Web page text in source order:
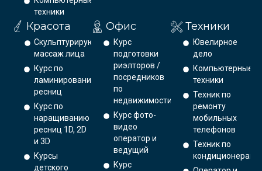
техники
Красота
Скульптурирующий
массаж лица
Курс по
ламинированию
ресниц
Курс по
наращиванию
ресниц 1D, 2D
и 3D
Курсы
детского
Офис
Курс
подготовки
риэлторов /
посредников
по
недвижимости
Курс фото-
видео
оператор и
ведущий
Курс
Техники
Ювелирное
дело
Компьютерные
техники
Техник по
ремонту
мобильных
телефонов
Техник по
кондиционерам